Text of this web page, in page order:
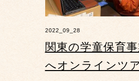
2022_09_28
関東の学童保育
へオンラインツ